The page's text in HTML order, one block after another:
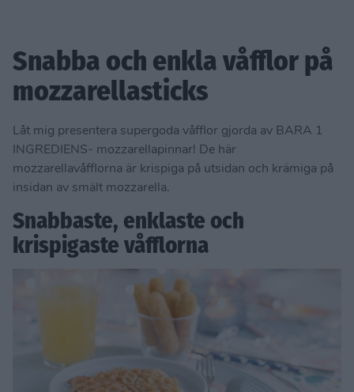
Snabba och enkla våfflor på
mozzarellasticks
Låt mig presentera supergoda våfflor gjorda av BARA 1
INGREDIENS- mozzarellapinnar! De här
mozzarellavåfflorna är krispiga på utsidan och krämiga på
insidan av smält mozzarella.
Snabbaste, enklaste och
krispigaste våfflorna